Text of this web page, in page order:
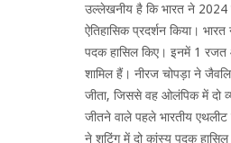
उल्लेखनीय है कि भारत ने
ऐतिहासिक प्रदर्शन किया।
पदक हासिल किए। इनमें 1
शामिल हैं। नीरज चोपड़ा ने
जीता, जिससे वह ओलंपिक में दो
जीतने वाले पहले भारतीय
ने शूटिंग में दो कांस्य पदक